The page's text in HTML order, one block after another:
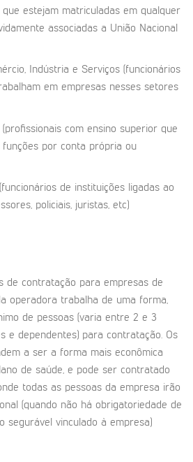
que estejam matriculadas em qualquer
associadas a União Nacional
Indústria e Serviços (funcionários
em empresas nesses setores
com ensino superior que
por conta própria ou
de instituições ligadas ao
policiais, juristas, etc)
de contratação para empresas de
operadora trabalha de uma forma,
de pessoas (varia entre 2 e 3
e dependentes) para contratação. Os
a ser a forma mais econômica
de saúde, e pode ser contratado
todas as pessoas da empresa irão
(quando não há obrigatoriedade de
segurável vinculado à empresa)